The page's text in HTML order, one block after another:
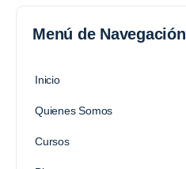
Menú de Navegación
Inicio
Quienes Somos
Cursos